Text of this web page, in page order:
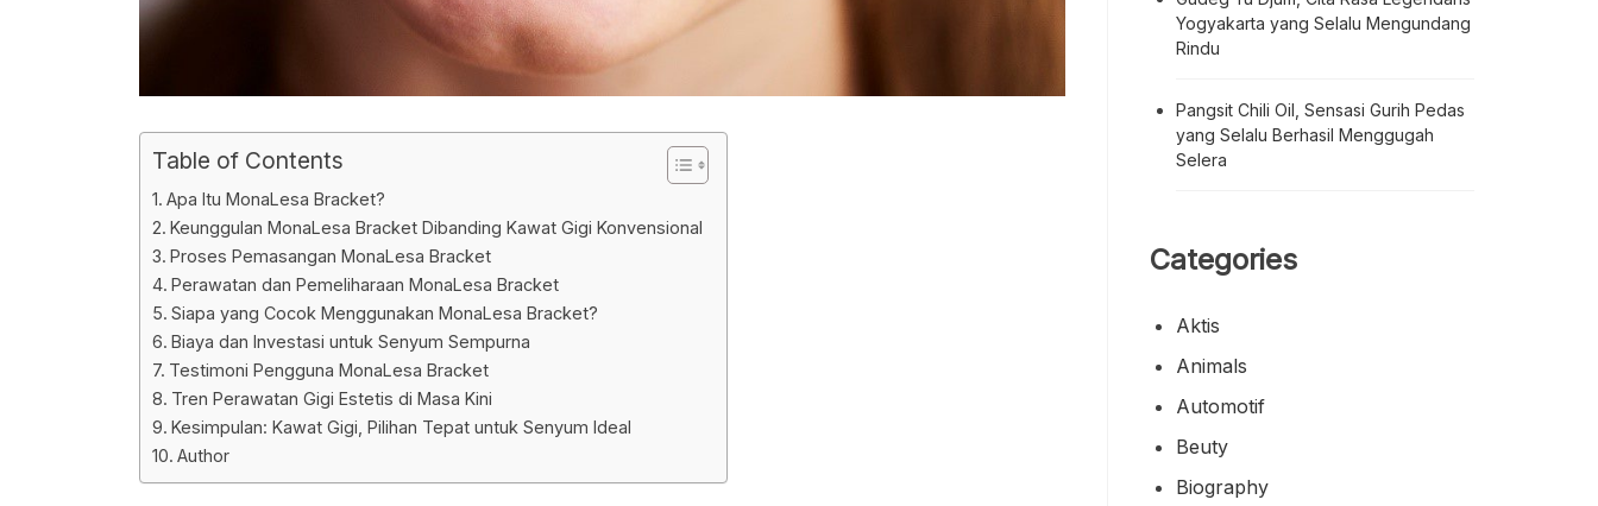
Table of Contents
Apa Itu MonaLesa Bracket?
Keunggulan MonaLesa Bracket Dibanding Kawat Gigi Konvensional
Proses Pemasangan MonaLesa Bracket
Perawatan dan Pemeliharaan MonaLesa Bracket
Siapa yang Cocok Menggunakan MonaLesa Bracket?
Biaya dan Investasi untuk Senyum Sempurna
Testimoni Pengguna MonaLesa Bracket
Tren Perawatan Gigi Estetis di Masa Kini
Kesimpulan: Kawat Gigi, Pilihan Tepat untuk Senyum Ideal
Author
Yogyakarta yang Selalu Mengundang
Rindu
Pangsit Chili Oil, Sensasi Gurih Pedas
yang Selalu Berhasil Menggugah
Selera
Categories
Aktis
Animals
Automotif
Beuty
Biography